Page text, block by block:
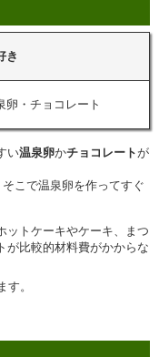
き
卵・チョコレート
い温泉卵かチョコレートが
こで温泉卵を作ってすぐ
ットケーキやケーキ、まつ
が比較的材料費がかからな
。